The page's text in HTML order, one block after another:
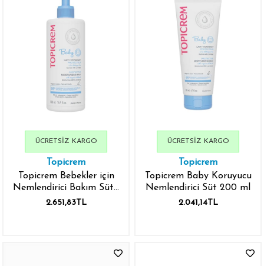
Topicrem
Topicrem Bebekler için
Nemlendirici Bakım Sütü
500 ml
2.651,83TL
ÜCRETSIZ KARGO
Topicrem
Topicrem Baby Koruyucu
Nemlendirici Süt 200 ml
2.041,14TL
ÜCRETSIZ KARGO